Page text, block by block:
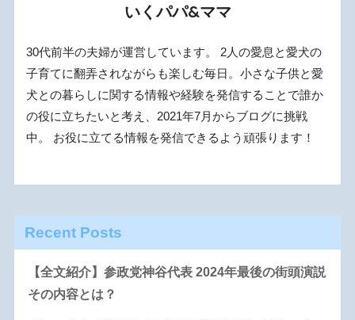
いくパパ&ママ
30代前半の夫婦が運営しています。 2人の愛息と愛犬の
子育てに翻弄されながらも楽しむ毎日。小さな子供と愛
犬との暮らしに関する情報や経験を発信することで誰か
の役に立ちたいと考え、2021年7月からブログに挑戦
中。 お役に立てる情報を発信できるよう頑張ります！
Recent Posts
【全文紹介】参政党神谷代表 2024年最後の街頭演説
その内容とは？